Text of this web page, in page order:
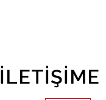
İLETIŞIME